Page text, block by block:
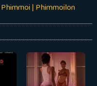
Phimmoi | Phimmoilon